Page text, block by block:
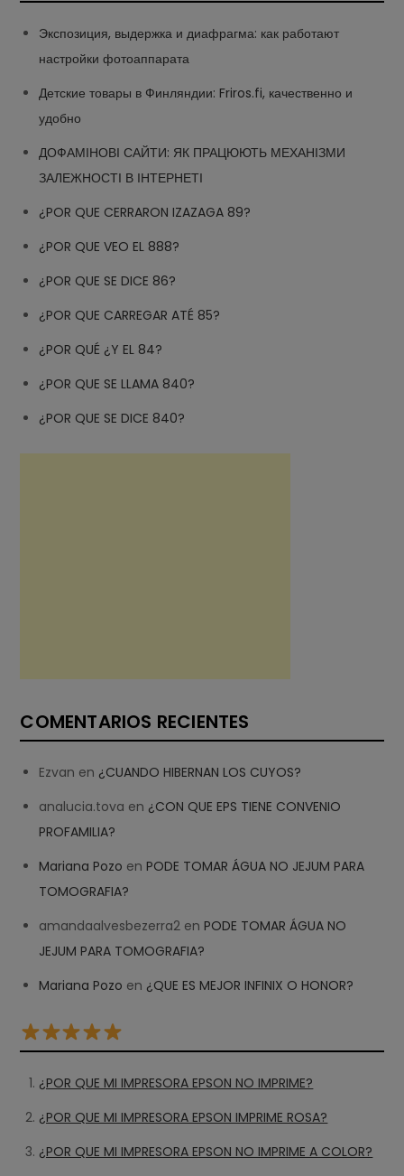
Экспозиция, выдержка и диафрагма: как работают
настройки фотоаппарата
Детские товары в Финляндии: Friros.fi, качественно и
удобно
ДОФАМІНОВІ САЙТИ: ЯК ПРАЦЮЮТЬ МЕХАНІЗМИ
ЗАЛЕЖНОСТІ В ІНТЕРНЕТІ
¿POR QUE CERRARON IZAZAGA 89?
¿POR QUE VEO EL 888?
¿POR QUE SE DICE 86?
¿POR QUE CARREGAR ATÉ 85?
¿POR QUÉ ¿Y EL 84?
¿POR QUE SE LLAMA 840?
¿POR QUE SE DICE 840?
COMENTARIOS RECIENTES
Ezvan en ¿CUANDO HIBERNAN LOS CUYOS?
analucia.tova en ¿CON QUE EPS TIENE CONVENIO
PROFAMILIA?
Mariana Pozo enPODE TOMAR ÁGUA NO JEJUM PARA
TOMOGRAFIA?
amandaalvesbezerra2 enPODE TOMAR ÁGUA NO
JEJUM PARA TOMOGRAFIA?
Mariana Pozo en ¿QUE ES MEJOR INFINIX O HONOR?
¿POR QUE MI IMPRESORA EPSON NO IMPRIME?
¿POR QUE MI IMPRESORA EPSON IMPRIME ROSA?
¿POR QUE MI IMPRESORA EPSON NO IMPRIME A COLOR?